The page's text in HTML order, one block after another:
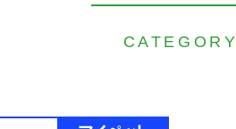
CATEGORY